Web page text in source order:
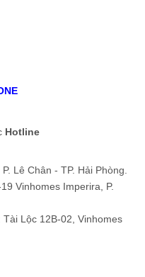
Hotline
Lê Chân - TP. Hải Phòng.
Vinhomes Imperira, P.
Lộc 12B-02, Vinhomes